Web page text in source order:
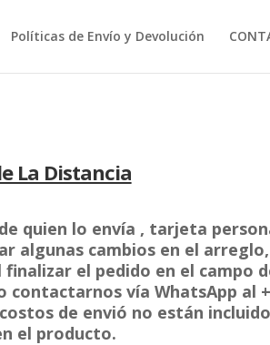
Políticas de Envío y Devolución
La Distancia
quien lo envía , tarjeta
algunas cambios en el
el pedido en el campo
contactarnos vía WhatsApp al
de envió no están
el producto.